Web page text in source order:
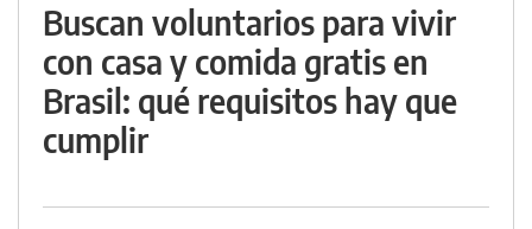
Buscan voluntarios para vivir
con casa y comida gratis en
Brasil: qué requisitos hay que
cumplir